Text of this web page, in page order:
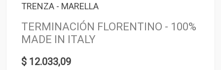
TRENZA - MARELLA
TERMINACIÓN FLORENTINO - 100%
MADE IN ITALY
$ 12.033,09